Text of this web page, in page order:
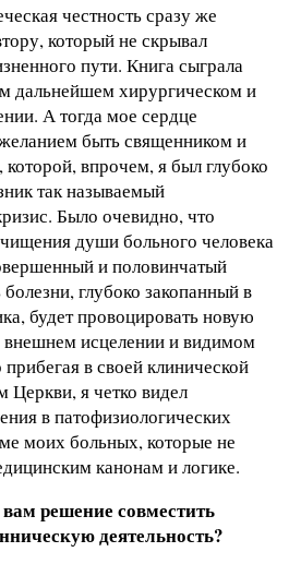
честность сразу же
который не скрывал
пути. Книга сыграла
дальнейшем хирургическом и
А тогда мое сердце
быть священником и
которой, впрочем, я был глубоко
так называемый
Было очевидно, что
души больного человека
и половинчатый
глубоко закопанный в
будет провоцировать новую
внешнем исцелении и видимом
в своей клинической
Церкви, я четко видел
в патофизиологических
моих больных, которые не
канонам и логике.
решение совместить
деятельность?